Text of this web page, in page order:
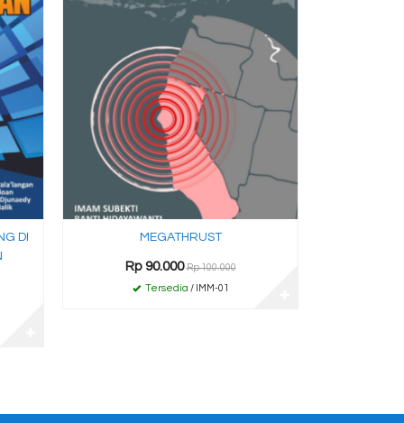
DI
MEGATHRUST
Rp 90.000 Rp 100.000
Tersedia / IMM-01